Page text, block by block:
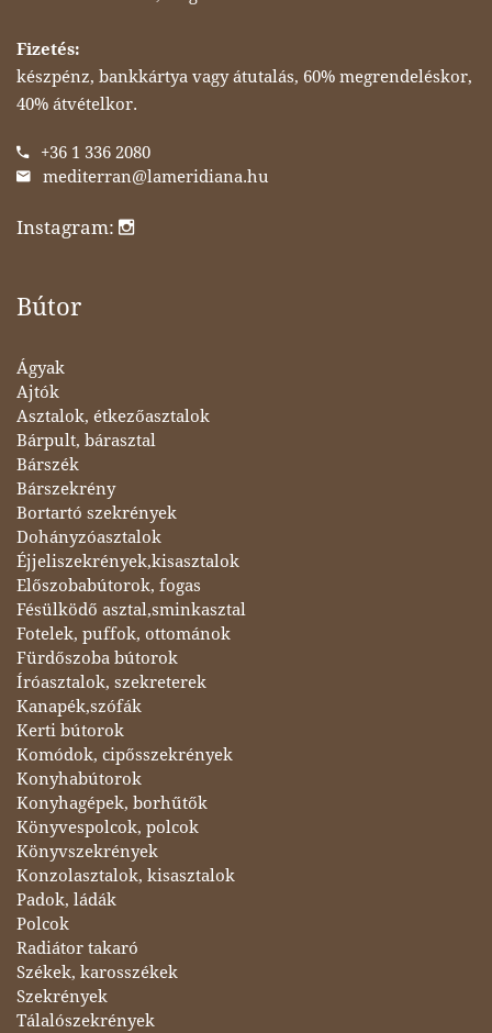
Fizetés:
készpénz, bankkártya vagy átutalás, 60% megrendeléskor,
40% átvételkor.
+36 1 336 2080
mediterran@lameridiana.hu
Instagram:
Bútor
Ágyak
Ajtók
Asztalok, étkezőasztalok
Bárpult, bárasztal
Bárszék
Bárszekrény
Bortartó szekrények
Dohányzóasztalok
Éjjeliszekrények,kisasztalok
Előszobabútorok, fogas
Fésülködő asztal,sminkasztal
Fotelek, puffok, ottománok
Fürdőszoba bútorok
Íróasztalok, szekreterek
Kanapék,szófák
Kerti bútorok
Komódok, cipősszekrények
Konyhabútorok
Konyhagépek, borhűtők
Könyvespolcok, polcok
Könyvszekrények
Konzolasztalok, kisasztalok
Padok, ládák
Polcok
Radiátor takaró
Székek, karosszékek
Szekrények
Tálalószekrények